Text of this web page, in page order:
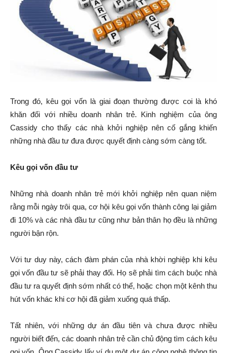
Trong đó, kêu gọi vốn là giai đoạn thường được coi là khó
khăn đối với nhiều doanh nhân trẻ. Kinh nghiệm của ông
Cassidy cho thấy các nhà khởi nghiệp nên cố gắng khiến
những nhà đầu tư đưa được quyết định càng sớm càng tốt.
Kêu gọi vốn đầu tư
Những nhà doanh nhân trẻ mới khởi nghiệp nên quan niệm
rằng mỗi ngày trôi qua, cơ hội kêu gọi vốn thành công lại giảm
đi 10% và các nhà đầu tư cũng như bản thân họ đều là những
người bận rộn.
Với tư duy này, cách đàm phán của nhà khời nghiệp khi kêu
gọi vốn đầu tư sẽ phải thay đối. Họ sẽ phải tìm cách buộc nhà
đầu tư ra quyết định sớm nhất có thể, hoặc chọn một kênh thu
hút vốn khác khi cơ hội đã giảm xuống quá thấp.
Tất nhiên, với những dự án đầu tiên và chưa được nhiều
người biết đến, các doanh nhân trẻ cần chủ động tìm cách kêu